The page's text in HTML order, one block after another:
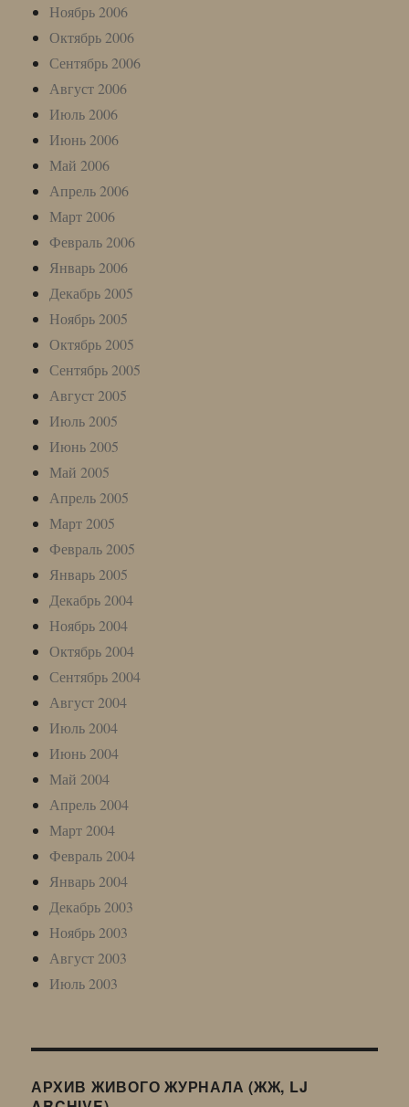
Ноябрь 2006
Октябрь 2006
Сентябрь 2006
Август 2006
Июль 2006
Июнь 2006
Май 2006
Апрель 2006
Март 2006
Февраль 2006
Январь 2006
Декабрь 2005
Ноябрь 2005
Октябрь 2005
Сентябрь 2005
Август 2005
Июль 2005
Июнь 2005
Май 2005
Апрель 2005
Март 2005
Февраль 2005
Январь 2005
Декабрь 2004
Ноябрь 2004
Октябрь 2004
Сентябрь 2004
Август 2004
Июль 2004
Июнь 2004
Май 2004
Апрель 2004
Март 2004
Февраль 2004
Январь 2004
Декабрь 2003
Ноябрь 2003
Август 2003
Июль 2003
АРХИВ ЖИВОГО ЖУРНАЛА (ЖЖ, LJ